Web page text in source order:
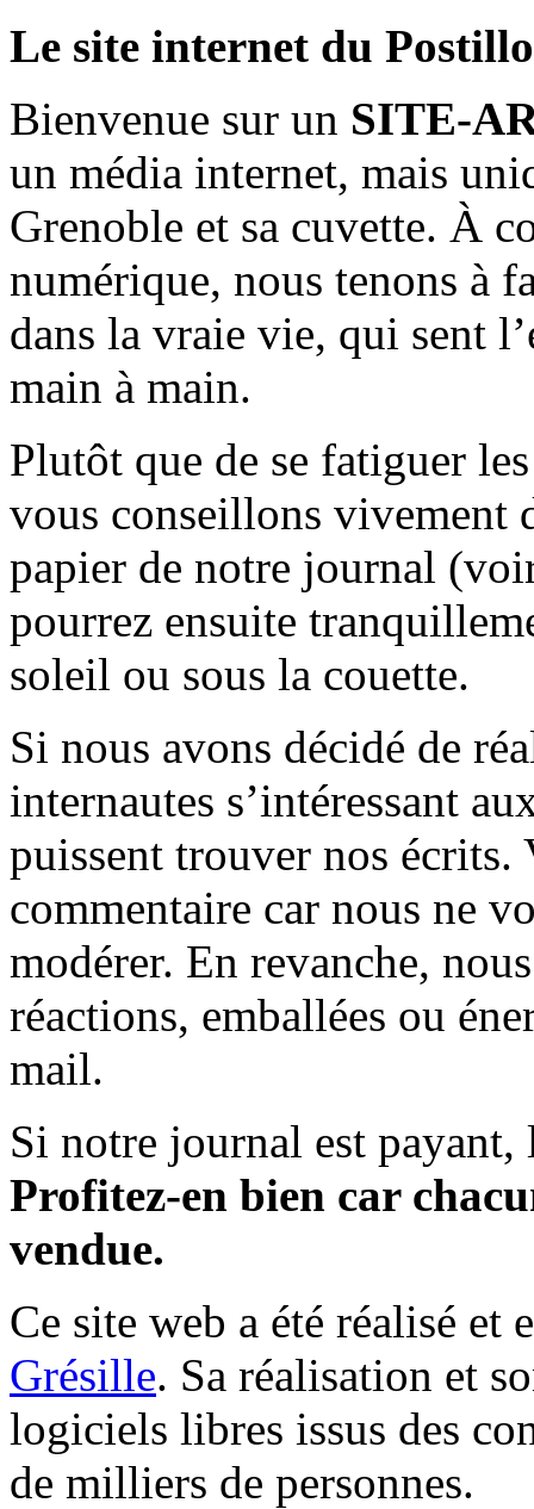
Le site internet du
Bienvenue sur un SITE-
un média internet, mais
Grenoble et sa cuvette. À
numérique, nous tenons à
dans la vraie vie, qui sent
main à main.
Plutôt que de se fatiguer
vous conseillons vivement
papier de notre journal
pourrez ensuite
soleil ou sous la couette.
Si nous avons décidé de
internautes s’intéressant
puissent trouver nos écrits.
commentaire car nous ne
modérer. En revanche,
réactions, emballées ou
mail.
Si notre journal est payant,
Profitez-en bien car
vendue.
Ce site web a été réalisé et
Grésille. Sa réalisation et
logiciels libres issus des
de milliers de personnes.